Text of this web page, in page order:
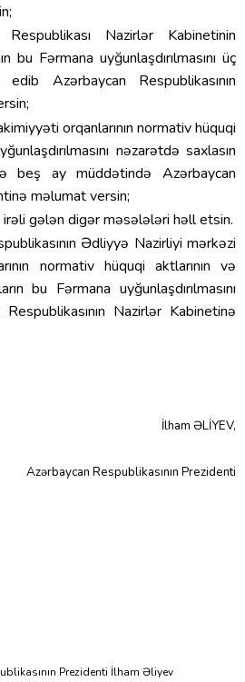
Nazirlər Kabinetinin
bu Fərmana uyğunlaşdırılmasını üç
Azərbaycan Respublikasının
orqanlarının normativ hüquqi
nəzarətdə saxlasın
beş ay müddətində Azərbaycan
məlumat versin;
irəli gələn digər məsələləri həll etsin.
Ədliyyə Nazirliyi mərkəzi
normativ hüquqi aktlarının və
bu Fərmana uyğunlaşdırılmasını
Nazirlər Kabinetinə
İlham ƏLİYEV,
Azərbaycan Respublikasının Prezidenti
Prezidenti İlham Əliyev